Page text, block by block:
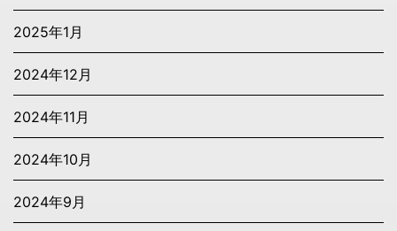
2025年1月
2024年12月
2024年11月
2024年10月
2024年9月